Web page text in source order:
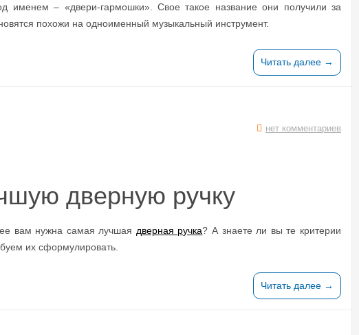
именем – «двери-гармошки». Свое такое название они получили за
похожи на одноименный музыкальный инструмент.
Читать далее →
нет комментариев
дверную ручку
вам нужна самая лучшая дверная ручка? А знаете ли вы те критерии
их сформулировать.
Читать далее →